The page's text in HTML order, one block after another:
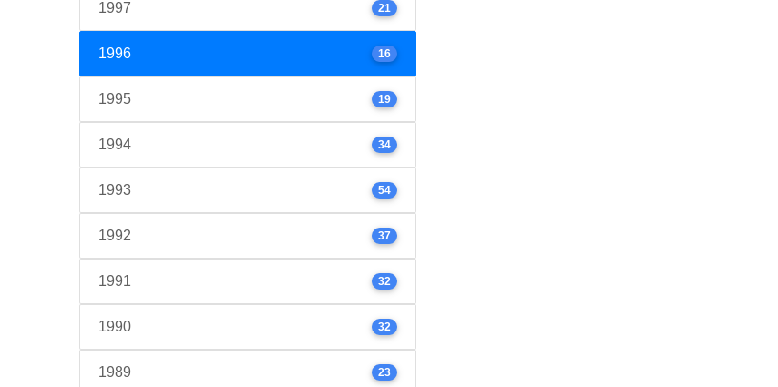
1997 21
1996 16
1995 19
1994 34
1993 54
1992 37
1991 32
1990 32
1989 23